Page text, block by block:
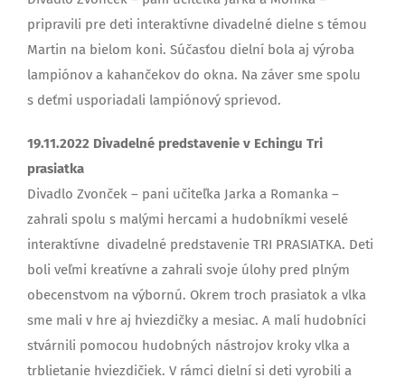
pripravili pre deti interaktívne divadelné dielne s témou
Martin na bielom koni. Súčasťou dielní bola aj výroba
lampiónov a kahančekov do okna. Na záver sme spolu
s deťmi usporiadali lampiónový sprievod.
19.11.2022 Divadelné predstavenie v Echingu Tri
prasiatka
Divadlo Zvonček – pani učiteľka Jarka a Romanka –
zahrali spolu s malými hercami a hudobníkmi veselé
interaktívne divadelné predstavenie TRI PRASIATKA. Deti
boli veľmi kreatívne a zahrali svoje úlohy pred plným
obecenstvom na výbornú. Okrem troch prasiatok a vlka
sme mali v hre aj hviezdičky a mesiac. A malí hudobníci
stvárnili pomocou hudobných nástrojov kroky vlka a
trblietanie hviezdičiek. V rámci dielní si deti vyrobili a